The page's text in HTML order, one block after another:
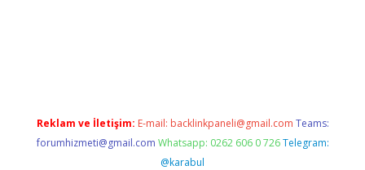
Reklam ve İletişim: E-mail: backlinkpaneli@gmail.com Teams:
forumhizmeti@gmail.com Whatsapp: 0262 606 0 726 Telegram:
@karabul